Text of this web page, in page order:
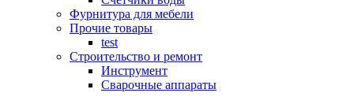
Фурнитура для мебели
Прочие товары
test
Строительство и ремонт
Инструмент
Сварочные аппараты